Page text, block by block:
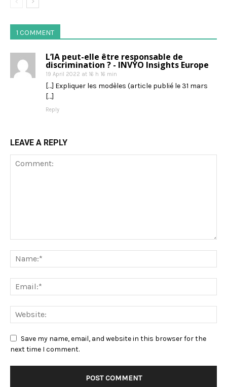
1 COMMENT
L’IA peut-elle être responsable de
discrimination ? - INVYO Insights Europe
19 April 2022 at 16 h 16 min
[…] Expliquer les modèles (article publié le 31 mars
[…]
Reply
LEAVE A REPLY
Save my name, email, and website in this browser for the
next time I comment.